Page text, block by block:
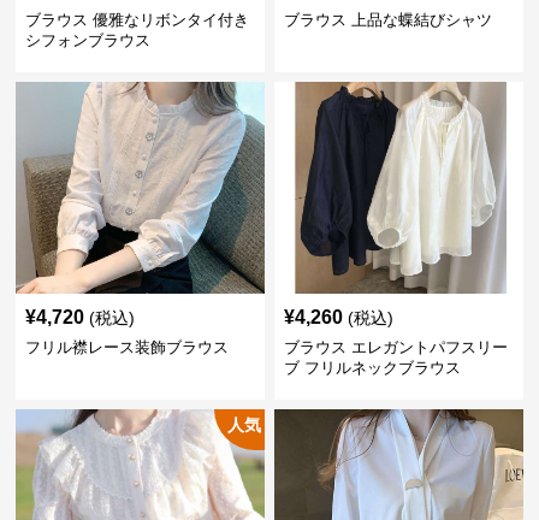
ブラウス 優雅なリボンタイ付き
シフォンブラウス
ブラウス 上品な蝶結びシャツ
¥4,720 (税込)
フリル襟レース装飾ブラウス
¥4,260 (税込)
ブラウス エレガントパフスリー
ブ フリルネックブラウス
人気